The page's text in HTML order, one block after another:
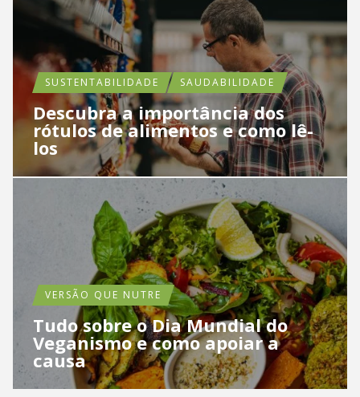
SUSTENTABILIDADE SAUDABILIDADE
Descubra a importância dos
rótulos de alimentos e como lê-
los
VERSÃO QUE NUTRE
Tudo sobre o Dia Mundial do
Veganismo e como apoiar a
causa